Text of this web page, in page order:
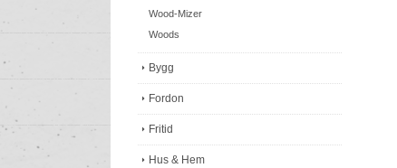
Wood-Mizer
Woods
Bygg
Fordon
Fritid
Hus & Hem